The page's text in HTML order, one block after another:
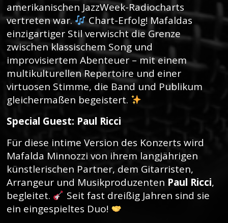
amerikanischen JazzWeek-Radiocharts
vertreten war.
Chart-Erfolg! Mafaldas
einzigartiger Stil verwischt die Grenze
zwischen klassischem Song und
improvisiertem Abenteuer – mit einem
multikulturellen Repertoire und einer
virtuosen Stimme, die Band und Publikum
gleichermaßen begeistert.
Special Guest: Paul Ricci
Für diese intime Version des Konzerts wird
Mafalda Minnozzi von ihrem langjährigen
künstlerischen Partner, dem Gitarristen,
Arrangeur und Musikproduzenten Paul Ricci,
begleitet.
Seit fast dreißig Jahren sind sie
ein eingespieltes Duo!